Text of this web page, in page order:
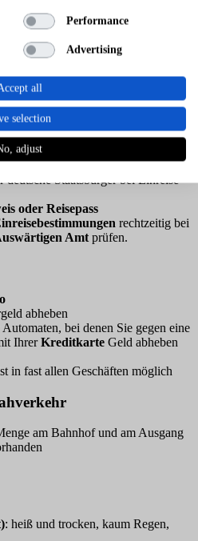
Frühjahr und Sommer
Costa Cruises, AIDA und TUI
Mittelmeer-Routenmit Zielen wie
.
deutsche Staatsbürger bei Einreise
oder Reisepass
rechtzeitig bei
Amt prüfen.
abheben
bei denen Sie gegen eine
IhrerKreditkarte Geld abheben
in fast allen Geschäften möglich
am Bahnhof und am Ausgang
: heiß und trocken, kaum Regen,
Performance
Advertising
all
selection
adjust